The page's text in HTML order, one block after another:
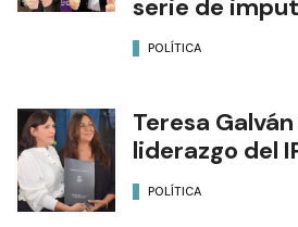
serie de
POLÍTICA
Teresa
liderazgo del
POLÍTICA